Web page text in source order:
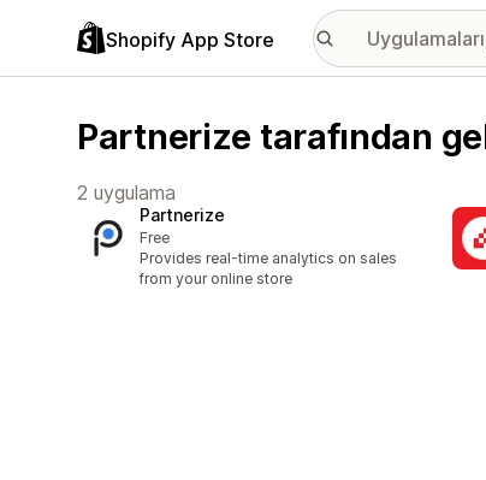
Shopify App Store
Partnerize tarafından
2 uygulama
Partnerize
Free
Provides real-time analytics on sales
from your online store